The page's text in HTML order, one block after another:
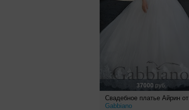
37000 руб.
Свадебное платье Айрин от
Gabbiano